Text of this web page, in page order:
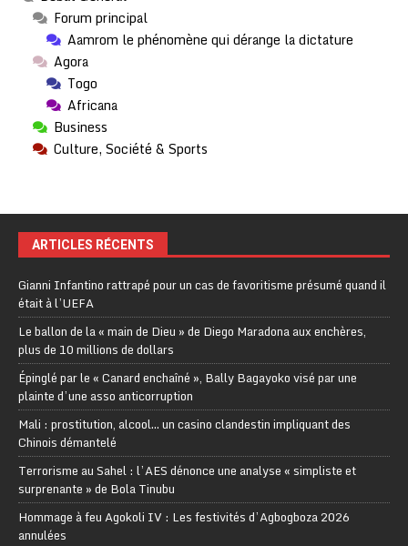
Forum principal
Aamrom le phénomène qui dérange la dictature
Agora
Togo
Africana
Business
Culture, Société & Sports
ARTICLES RÉCENTS
Gianni Infantino rattrapé pour un cas de favoritisme présumé quand il
était à l’UEFA
Le ballon de la « main de Dieu » de Diego Maradona aux enchères,
plus de 10 millions de dollars
Épinglé par le « Canard enchaîné », Bally Bagayoko visé par une
plainte d’une asso anticorruption
Mali : prostitution, alcool… un casino clandestin impliquant des
Chinois démantelé
Terrorisme au Sahel : l’AES dénonce une analyse « simpliste et
surprenante » de Bola Tinubu
Hommage à feu Agokoli IV : Les festivités d’Agbogboza 2026
annulées